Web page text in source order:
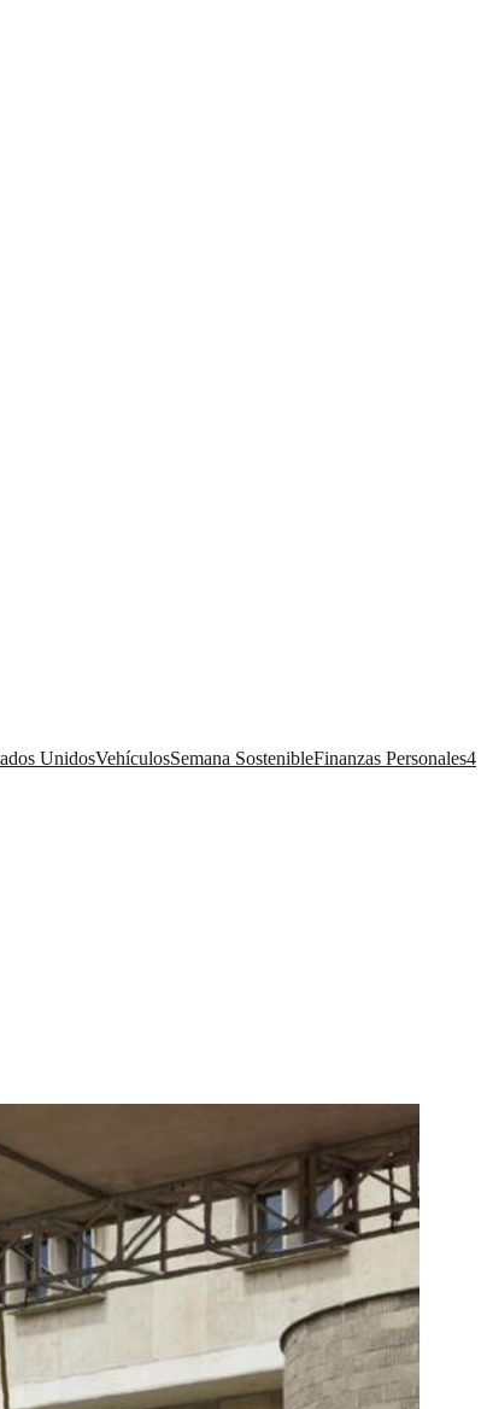
UnidosVehículosSemana SostenibleFinanzas Personales4